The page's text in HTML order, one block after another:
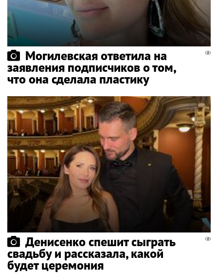
Могилевская ответила на
заявления подписчиков о том,
что она сделала пластику
Денисенко спешит сыграть
свадьбу и рассказала, какой
будет церемония